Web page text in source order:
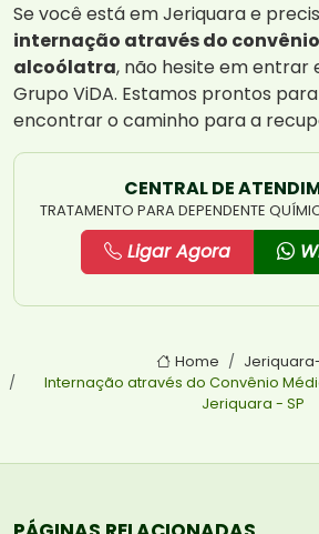
Se você está em Jeriquara e
internação através do
alcoólatra, não hesite em
Grupo ViDA. Estamos prontos
encontrar o caminho para a
CENTRAL DE
TRATAMENTO PARA DEPENDENTE
Ligar Agora
Home
Internação através do Convênio
Jeriquara - SP